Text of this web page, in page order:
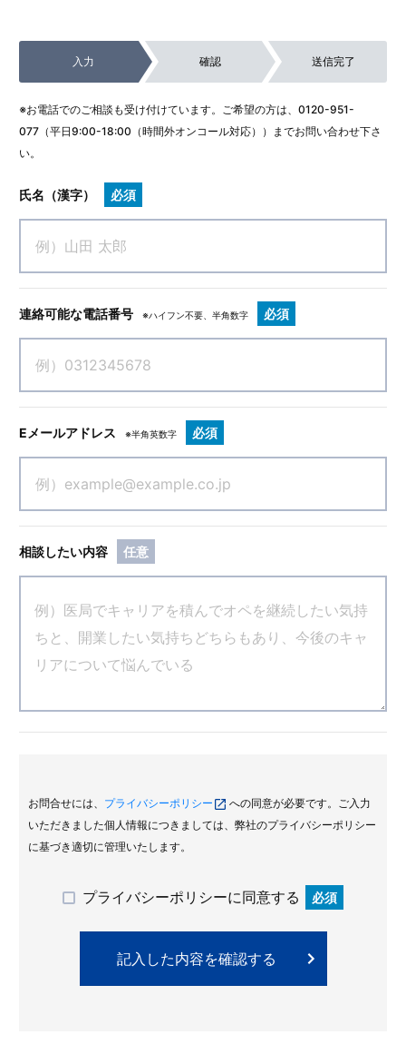
入力 確認 送信完了
※お電話でのご相談も受け付けています。ご希望の方は、 0120-951-
077 （平日9:00-18:00（時間外オンコール対応））までお問い合わせ下さ
い。
氏名（漢字） 必須
連絡可能な電話番号 ※ハイフン不要、半角数字 必須
Eメールアドレス ※半角英数字 必須
相談したい内容 任意
お問合せには、 プライバシーポリシー
への同意が必要です。ご入力
いただきました個人情報につきましては、弊社のプライバシーポリシー
に基づき適切に管理いたします。
プライバシーポリシーに同意する 必須